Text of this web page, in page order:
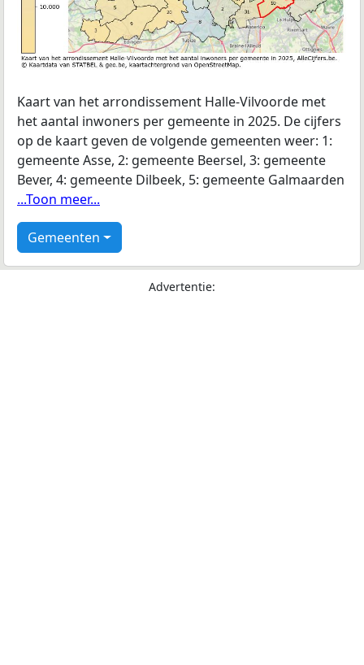
Kaart van het arrondissement Halle-Vilvoorde met
het aantal inwoners per gemeente in 2025. De cijfers
op de kaart geven de volgende gemeenten weer: 1:
gemeente Asse, 2: gemeente Beersel, 3: gemeente
Bever, 4: gemeente Dilbeek, 5: gemeente Galmaarden
...Toon meer...
Gemeenten
Advertentie: